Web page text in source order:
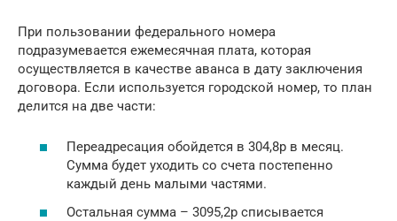
При пользовании федерального номера
подразумевается ежемесячная плата, которая
осуществляется в качестве аванса в дату заключения
договора. Если используется городской номер, то план
делится на две части:
Переадресация обойдется в 304,8р в месяц.
Сумма будет уходить со счета постепенно
каждый день малыми частями.
Остальная сумма – 3095,2р списывается